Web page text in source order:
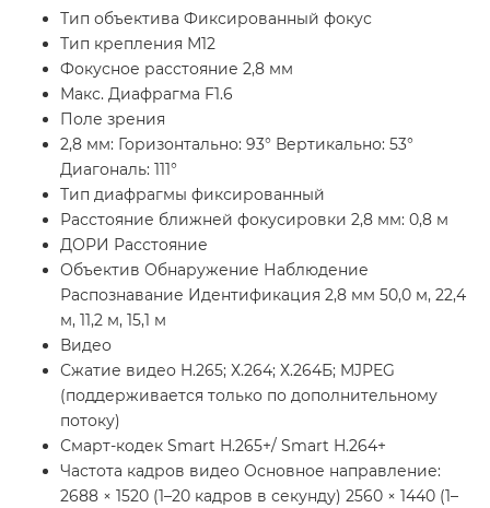
Тип объектива Фиксированный фокус
Тип крепления М12
Фокусное расстояние 2,8 мм
Макс. Диафрагма F1.6
Поле зрения
2,8 мм: Горизонтально: 93° Вертикально: 53°
Диагональ: 111°
Тип диафрагмы фиксированный
Расстояние ближней фокусировки 2,8 мм: 0,8 м
ДОРИ Расстояние
Объектив Обнаружение Наблюдение
Распознавание Идентификация 2,8 мм 50,0 м, 22,4
м, 11,2 м, 15,1 м
Видео
Сжатие видео H.265; Х.264; Х.264Б; MJPEG
(поддерживается только по дополнительному
потоку)
Смарт-кодек Smart H.265+/ Smart H.264+
Частота кадров видео Основное направление:
2688 × 1520 (1–20 кадров в секунду) 2560 × 1440 (1–